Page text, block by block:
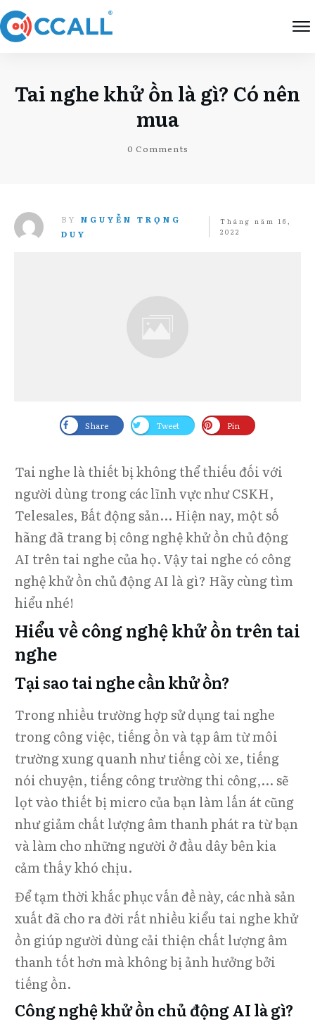
Tai nghe khử ồn là gì? Có nên
mua
0 Comments
BYNGUYỄN TRỌNG
DUY
Tháng năm 16,
2022
Share Tweet Pin
Tai nghe là thiết bị không thể thiếu đối với
người dùng trong các lĩnh vực như CSKH,
Telesales, Bất động sản... Hiện nay, một số
hãng đã trang bị công nghệ khử ồn chủ động
AI trên tai nghe của họ. Vậy tai nghe có công
nghệ khử ồn chủ động AI là gì? Hãy cùng tìm
hiểu nhé!
Hiểu về công nghệ khử ồn trên tai
nghe
Tại sao tai nghe cần khử ồn?
Trong nhiều trường hợp sử dụng tai nghe
trong công việc, tiếng ồn và tạp âm từ môi
trường xung quanh như tiếng còi xe, tiếng
nói chuyện, tiếng công trường thi công,... sẽ
lọt vào thiết bị micro của bạn làm lấn át cũng
như giảm chất lượng âm thanh phát ra từ bạn
và làm cho những người ở đầu dây bên kia
cảm thấy khó chịu.
Để tạm thời khắc phục vấn đề này, các nhà sản
xuất đã cho ra đời rất nhiều kiểu tai nghe khử
ồn giúp người dùng cải thiện chất lượng âm
thanh tốt hơn mà không bị ảnh hưởng bởi
tiếng ồn.
Công nghệ khử ồn chủ động AI là gì?